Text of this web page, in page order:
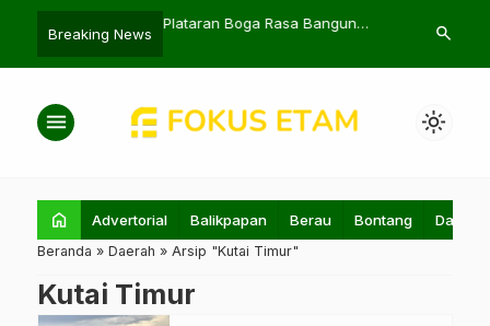
Breaking News
Plataran Boga Rasa Bangun
Pemkab
Masyarakat
search
menu light_mode
home Advertorial Balikpapan Berau Bontang Daerah
Beranda » Daerah » Arsip "Kutai Timur"
Kutai Timur